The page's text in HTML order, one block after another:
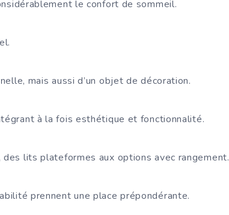
le confort de sommeil.
mais aussi d’un objet de décoration.
à la fois esthétique et fonctionnalité.
lits plateformes aux options avec rangement.
prennent une place prépondérante.